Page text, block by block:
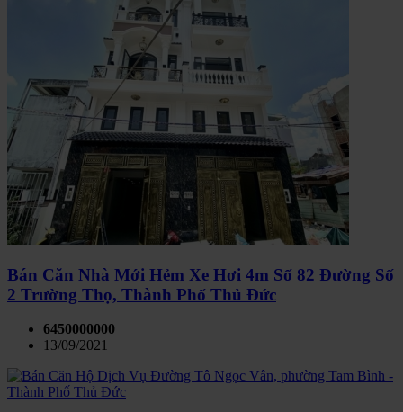
Bán Căn Nhà Mới Hẻm Xe Hơi 4m Số 82 Đường Số
2 Trường Thọ, Thành Phố Thủ Đức
6450000000
13/09/2021